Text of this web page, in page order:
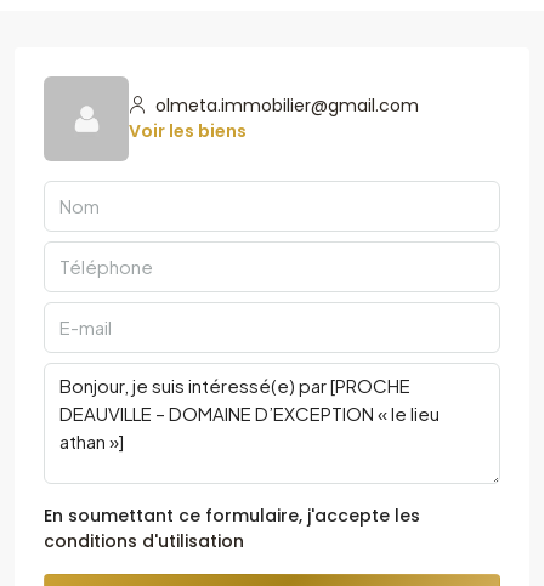
olmeta.immobilier@gmail.com
Voir les biens
En soumettant ce formulaire, j'accepte les
conditions d'utilisation